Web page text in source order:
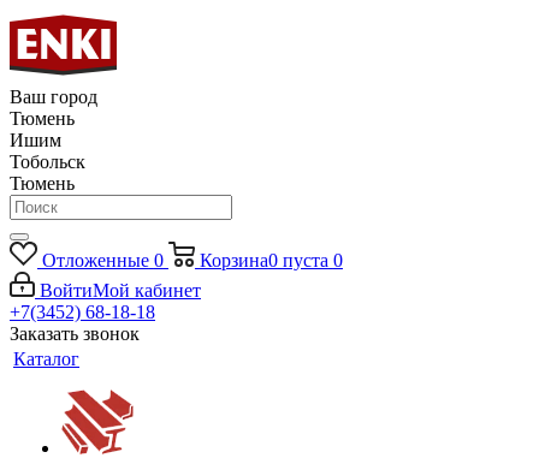
Ваш город
Тюмень
Ишим
Тобольск
Тюмень
Отложенные 0 Корзина0 пуста 0
ВойтиМой кабинет
+7(3452) 68-18-18
Заказать звонок
Каталог